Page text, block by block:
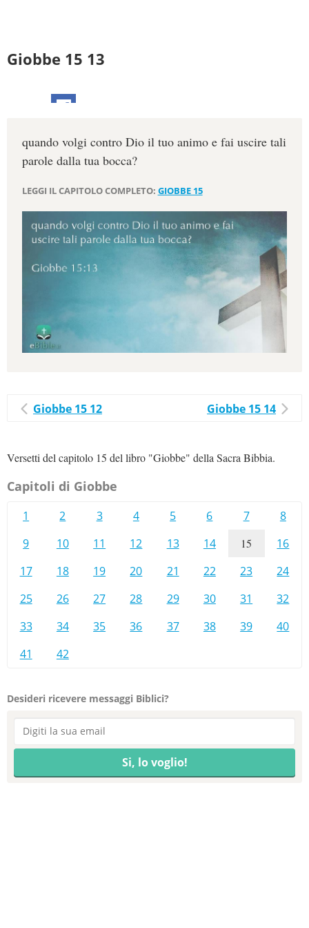
Giobbe 15 13
quando volgi contro Dio il tuo animo e fai uscire tali
parole dalla tua bocca?
LEGGI IL CAPITOLO COMPLETO: GIOBBE 15
Giobbe 15 12 Giobbe 15 14
Versetti del capitolo 15 del libro "Giobbe" della Sacra Bibbia.
Capitoli di Giobbe
1 2 3 4 5 6 7
8
9
10 11 12 13 14 15
16
17
18 19 20 21 22 23
24
25
26 27 28 29 30 31
32
33
34 35 36 37 38 39
40
41
42
Desideri ricevere messaggi Biblici?